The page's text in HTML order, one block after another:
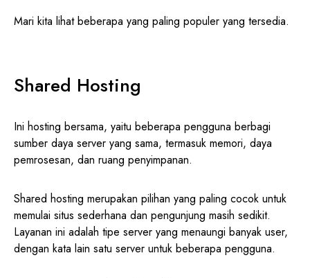
Mari kita lihat beberapa yang paling populer yang tersedia.
Shared Hosting
Ini hosting bersama, yaitu beberapa pengguna berbagi
sumber daya server yang sama, termasuk memori, daya
pemrosesan, dan ruang penyimpanan.
Shared hosting merupakan pilihan yang paling cocok untuk
memulai situs sederhana dan pengunjung masih sedikit.
Layanan ini adalah tipe server yang menaungi banyak user,
dengan kata lain satu server untuk beberapa pengguna.